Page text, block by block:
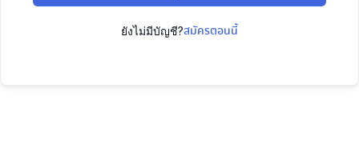
ยังไม่มีบัญชี?สมัครตอนนี้